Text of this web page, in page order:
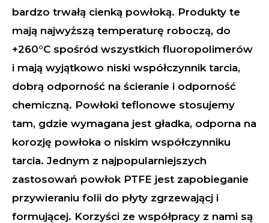
bardzo trwałą cienką powłoką. Produkty te
mają najwyższą temperaturę roboczą, do
+260°C spośród wszystkich fluoropolimerów
i mają wyjątkowo niski współczynnik tarcia,
dobrą odporność na ścieranie i odporność
chemiczną. Powłoki teflonowe stosujemy
tam, gdzie wymagana jest gładka, odporna na
korozję powłoka o niskim współczynniku
tarcia. Jednym z najpopularniejszych
zastosowań powłok PTFE jest zapobieganie
przywieraniu folii do płyty zgrzewającj i
formującej. Korzyści ze współpracy z nami są